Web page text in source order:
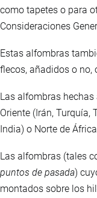
como tapetes o para
Consideraciones
Estas alfombras
flecos, añadidos o no,
Las alfombras
Oriente (Irán, Turquía,
India) o Norte de
Las alfombras (tales
puntos de pasada)
montados sobre los